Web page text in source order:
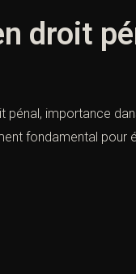
droit
pénal, importance
fondamental pour